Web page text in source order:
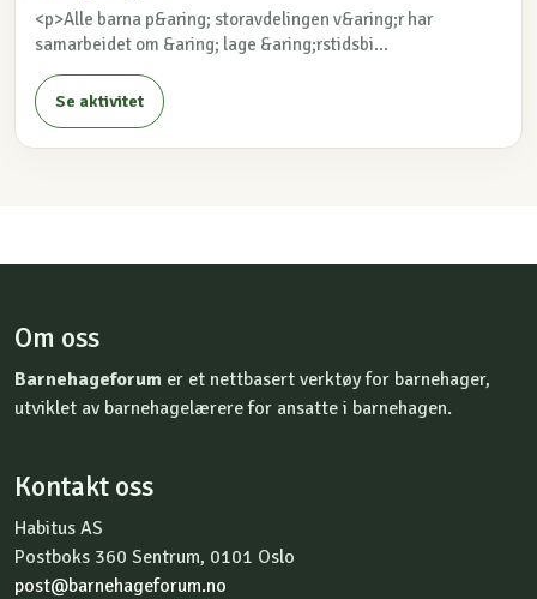
<p>Alle barna p&aring; storavdelingen v&aring;r har
samarbeidet om &aring; lage &aring;rstidsbi...
Se aktivitet
Om oss
Barnehageforum er et nettbasert verktøy for barnehager,
utviklet av barnehagelærere for ansatte i barnehagen.
Kontakt oss
Habitus AS
Postboks 360 Sentrum, 0101 Oslo
post@barnehageforum.no